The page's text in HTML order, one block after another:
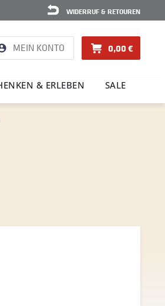
WIDERRUF & RETOUREN
MEIN KONTO 0,00 €
& ERLEBEN SALE